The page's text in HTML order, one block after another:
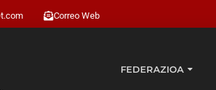
Correo Web
FEDERAZIOA